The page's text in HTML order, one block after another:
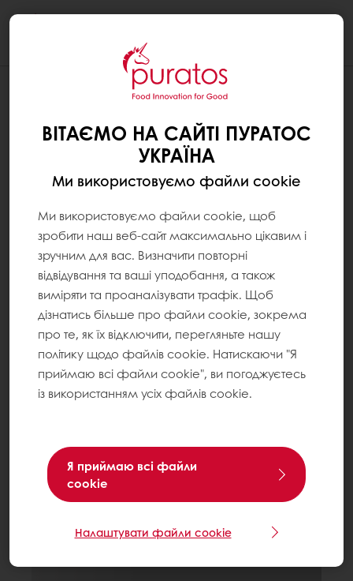
ВІТАЄМО НА САЙТІ ПУРАТОС
УКРАЇНА
Ми використовуємо файли cookie
Ми використовуємо файли cookie, щоб
зробити наш веб-сайт максимально цікавим і
зручним для вас. Визначити повторні
відвідування та ваші уподобання, а також
виміряти та проаналізувати трафік. Щоб
дізнатись більше про файли cookie, зокрема
про те, як їх відключити, перегляньте нашу
політику щодо файлів cookie. Натискаючи "Я
приймаю всі файли cookie", ви погоджуєтесь
із використанням усіх файлів cookie.
Я приймаю всі файли
cookie
Налаштувати файли cookie